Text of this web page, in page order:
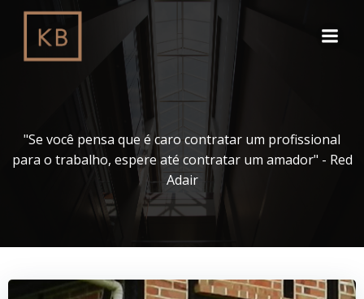
o
conteúdo
"Se você pensa que é caro contratar um profissional
para o trabalho, espere até contratar um amador" - Red
Adair